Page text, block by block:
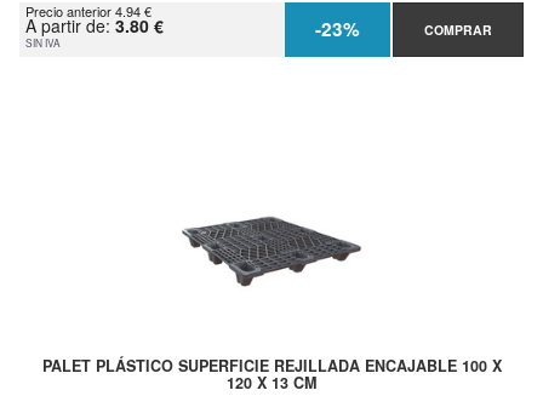
Precio anterior 4.94 €
A partir de: 3.80 €
SIN IVA -23% COMPRAR
PALET PLÁSTICO SUPERFICIE REJILLADA ENCAJABLE 100 X
120 X 13 CM